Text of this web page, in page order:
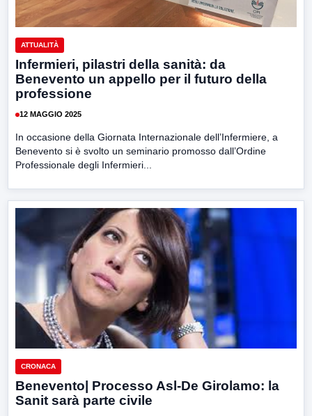
ATTUALITÀ
Infermieri, pilastri della sanità: da
Benevento un appello per il futuro della
professione
12 MAGGIO 2025
In occasione della Giornata Internazionale dell’Infermiere, a
Benevento si è svolto un seminario promosso dall’Ordine
Professionale degli Infermieri...
CRONACA
Benevento| Processo Asl-De Girolamo: la
Sanit sarà parte civile